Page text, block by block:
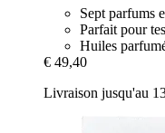
Sept parfums
Parfait pour
Huiles
€ 49,40
Livraison jusqu'au